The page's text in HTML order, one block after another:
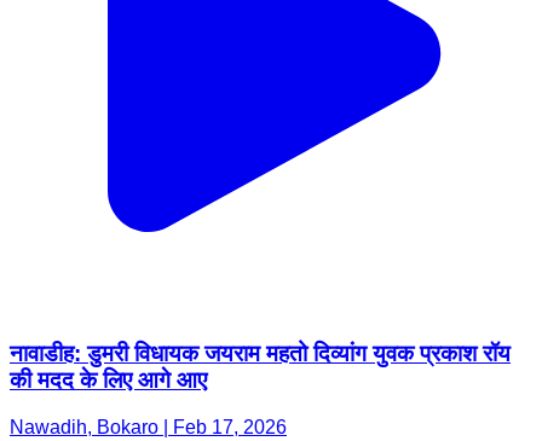
नावाडीह: डुमरी विधायक जयराम महतो दिव्यांग युवक प्रकाश रॉय
की मदद के लिए आगे आए
Nawadih, Bokaro | Feb 17, 2026